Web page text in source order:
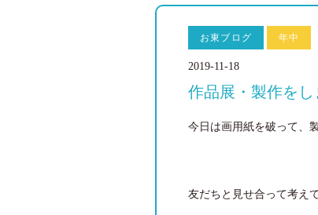
お東ブログ 年中
2019-11-18
作品展・製作をし
今日は画用紙を破って、
友だちと見せ合って考え